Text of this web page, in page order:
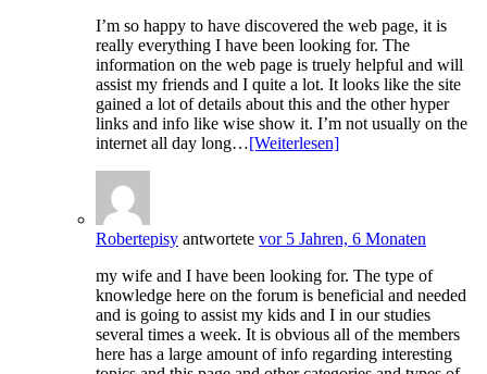
I’m so happy to have discovered the web page, it is
really everything I have been looking for. The
information on the web page is truely helpful and will
assist my friends and I quite a lot. It looks like the site
gained a lot of details about this and the other hyper
links and info like wise show it. I’m not usually on the
internet all day long…[Weiterlesen]
Robertepisy antwortete vor 5 Jahren, 6 Monaten
my wife and I have been looking for. The type of
knowledge here on the forum is beneficial and needed
and is going to assist my kids and I in our studies
several times a week. It is obvious all of the members
here has a large amount of info regarding interesting